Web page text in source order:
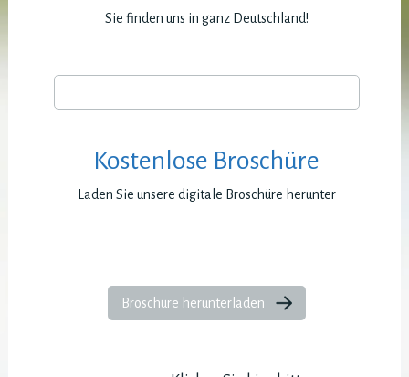
Sie finden uns in ganz Deutschland!
Kostenlose Broschüre
Laden Sie unsere digitale Broschüre herunter
Broschüre herunterladen